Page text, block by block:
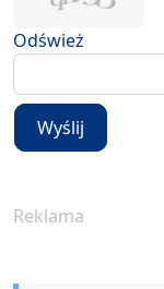
Odśwież
Wyślij
Reklama